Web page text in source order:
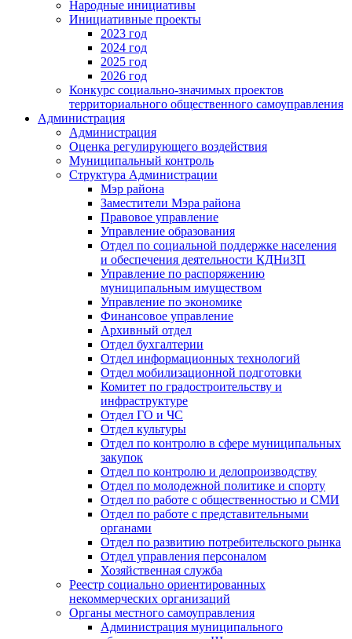
Народные инициативы
Инициативные проекты
2023 год
2024 год
2025 год
2026 год
Конкурс социально-значимых проектов
территориального общественного самоуправления
Администрация
Администрация
Оценка регулирующего воздействия
Муниципальный контроль
Структура Администрации
Мэр района
Заместители Мэра района
Правовое управление
Управление образования
Отдел по социальной поддержке населения
и обеспечения деятельности КДНиЗП
Управление по распоряжению
муниципальным имуществом
Управление по экономике
Финансовое управление
Архивный отдел
Отдел бухгалтерии
Отдел информационных технологий
Отдел мобилизационной подготовки
Комитет по градостроительству и
инфраструктуре
Отдел ГО и ЧС
Отдел культуры
Отдел по контролю в сфере муниципальных
закупок
Отдел по контролю и делопроизводству
Отдел по молодежной политике и спорту
Отдел по работе с общественностью и СМИ
Отдел по работе с представительными
органами
Отдел по развитию потребительского рынка
Отдел управления персоналом
Хозяйственная служба
Реестр социально ориентированных
некоммерческих организаций
Органы местного самоуправления
Администрация муниципального